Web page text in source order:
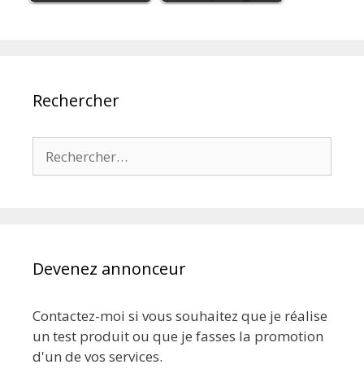
Rechercher
Devenez annonceur
Contactez-moi si vous souhaitez que je réalise
un test produit ou que je fasses la promotion
d'un de vos services.